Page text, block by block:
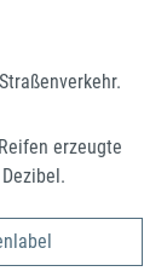
erzeugte